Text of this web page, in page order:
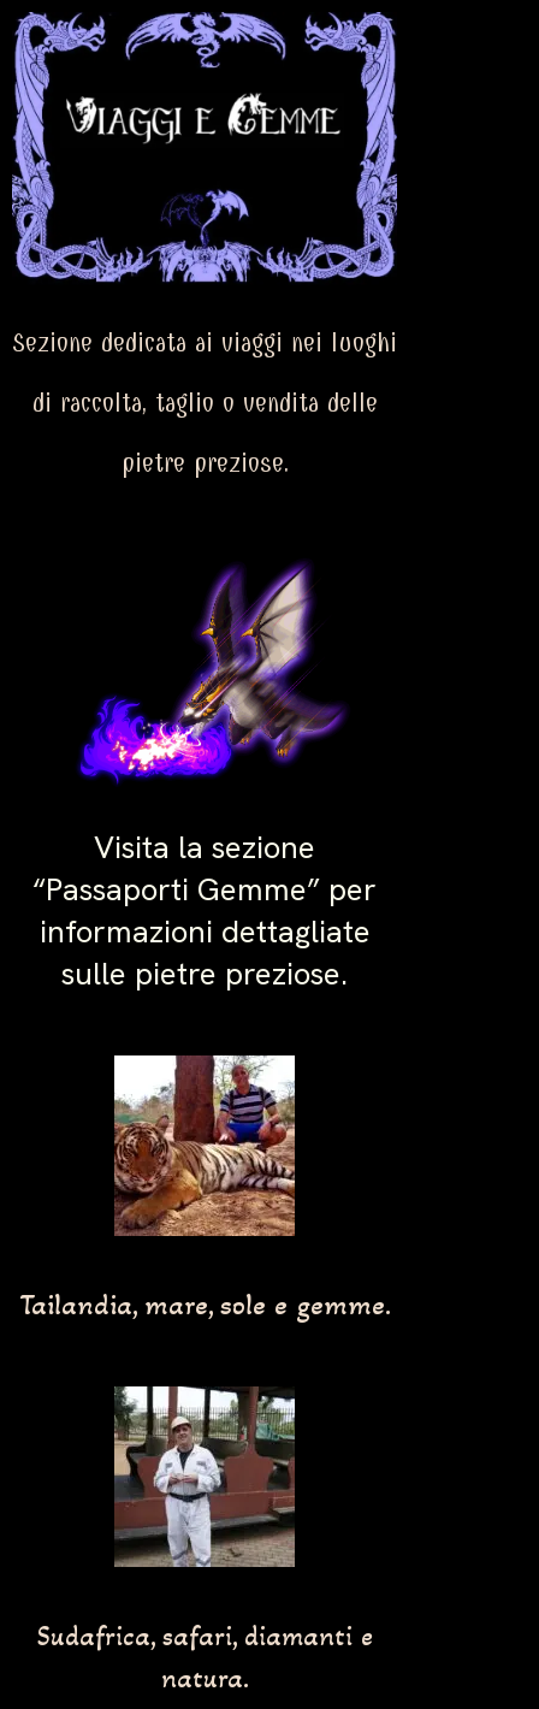
Sezione dedicata ai viaggi nei luoghi
di raccolta, taglio o vendita delle
pietre preziose.
Visita la sezione
“Passaporti Gemme” per
informazioni dettagliate
sulle pietre preziose.
Tailandia, mare, sole e gemme.
Sudafrica, safari, diamanti e
natura.